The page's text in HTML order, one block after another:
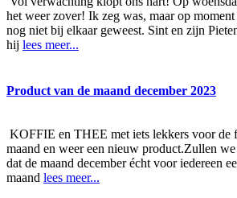
het weer zover! Ik zeg was, maar op
nog niet bij elkaar geweest. Sint en zijn
hij lees meer...
Product van de maand december 2023
KOFFIE en THEE met iets lekkers voor de
maand en weer een nieuw product.Zullen
dat de maand december écht voor iedereen
maand lees meer...